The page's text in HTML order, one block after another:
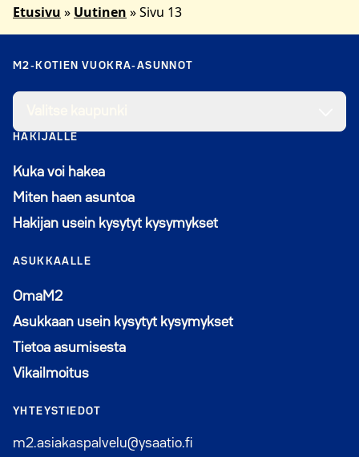
Etusivu » Uutinen »Sivu 13
M2-KOTIEN VUOKRA-ASUNNOT
HAKIJALLE
Kuka voi hakea
Miten haen asuntoa
Hakijan usein kysytyt kysymykset
ASUKKAALLE
OmaM2Avautuu uuteen ikkunaan
Asukkaan usein kysytyt kysymykset
Tietoa asumisesta
Vikailmoitus
YHTEYSTIEDOT
m2.asiakaspalvelu@ysaatio.fi